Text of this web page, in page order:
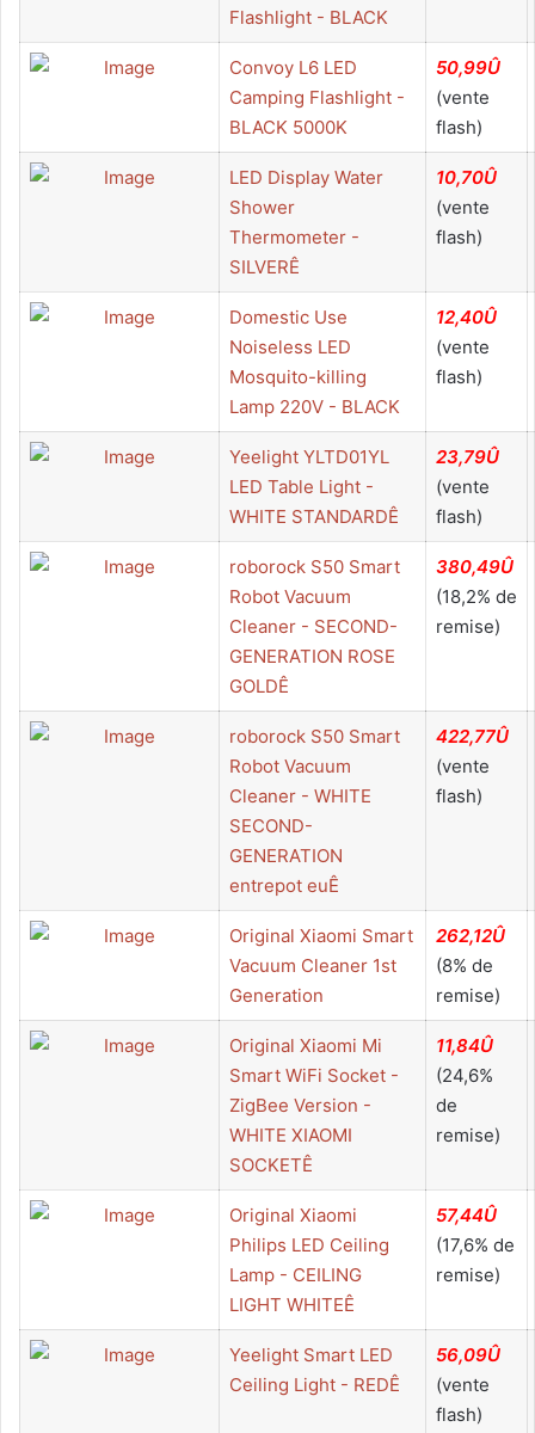
Flashlight - BLACK
Convoy L6 LED
Camping Flashlight -
BLACK 5000K
50,99Û
(vente
flash)
LED Display Water
Shower
Thermometer -
SILVERÊ
10,70Û
(vente
flash)
Domestic Use
Noiseless LED
Mosquito-killing
Lamp 220V - BLACK
12,40Û
(vente
flash)
Yeelight YLTD01YL
LED Table Light -
WHITE STANDARDÊ
23,79Û
(vente
flash)
roborock S50 Smart
Robot Vacuum
Cleaner - SECOND-
GENERATION ROSE
GOLDÊ
380,49Û
(18,2% de
remise)
roborock S50 Smart
Robot Vacuum
Cleaner - WHITE
SECOND-
GENERATION
entrepot euÊ
422,77Û
(vente
flash)
Original Xiaomi Smart
Vacuum Cleaner 1st
Generation
262,12Û
(8% de
remise)
Original Xiaomi Mi
Smart WiFi Socket -
ZigBee Version -
WHITE XIAOMI
SOCKETÊ
11,84Û
(24,6%
de
remise)
Original Xiaomi
Philips LED Ceiling
Lamp - CEILING
LIGHT WHITEÊ
57,44Û
(17,6% de
remise)
Yeelight Smart LED
Ceiling Light - REDÊ
56,09Û
(vente
flash)